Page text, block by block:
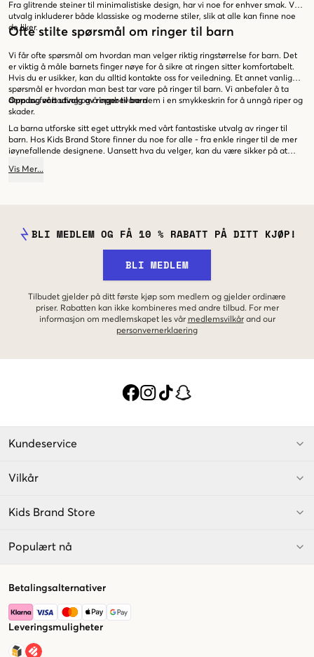
Fra glitrende steiner til minimalistiske design, har vi noe for enhver smak. Vårt
utvalg inkluderer både klassiske og moderne stiler, slik at alle kan finne noe
de liker.
Ofte stilte spørsmål om ringer til barn
Vi får ofte spørsmål om hvordan man velger riktig ringstørrelse for barn. Det
er viktig å måle barnets finger nøye for å sikre at ringen sitter komfortabelt.
Hvis du er usikker, kan du alltid kontakte oss for veiledning. Et annet vanlig
spørsmål er hvordan man best tar vare på ringer til barn. Vi anbefaler å ta
dem av før bading og å oppbevare dem i en smykkeskrin for å unngå riper og
skader.
Oppdag vårt utvalg av ringer til barn
La barna utforske sitt eget uttrykk med vårt fantastiske utvalg av ringer til
barn. Hos Kids Brand Store finner du noe for alle - fra enkle ringer til de mer
iøynefallende designene. Uansett hva du velger, kan du være sikker på at
hvordan en liten ring kan gjøre en stor forskjell!
Vis Mer...
BLI MEDLEM OG FÅ 10 % RABATT PÅ DITT KJØP!
BLI MEDLEM
Tilbudet gjelder på ditt første kjøp som medlem og gjelder ordinære
priser. Rabatten kan ikke kombineres med andre tilbud. For mer
informasjon om medlemskapet les vår medlemsvilkår and our
personvernerklaering
Kundeservice
Vilkår
Kids Brand Store
Populært nå
Betalingsalternativer
Leveringsmuligheter